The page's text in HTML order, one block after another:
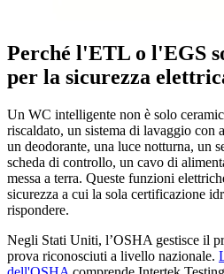
Perché l'ETL o l'EGS
per la sicurezza
Un WC intelligente non è solo
riscaldato, un sistema di lavaggio con
un deodorante, una luce notturna, un
scheda di controllo, un cavo di
messa a terra. Queste funzioni
sicurezza a cui la sola certificazione
rispondere.
Negli Stati Uniti, l’OSHA gestisce il
prova riconosciuti a livello nazionale.